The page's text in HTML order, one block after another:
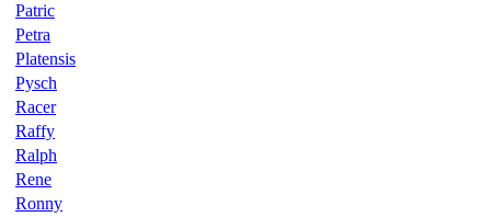
Patric
Petra
Platensis
Pysch
Racer
Raffy
Ralph
Rene
Ronny